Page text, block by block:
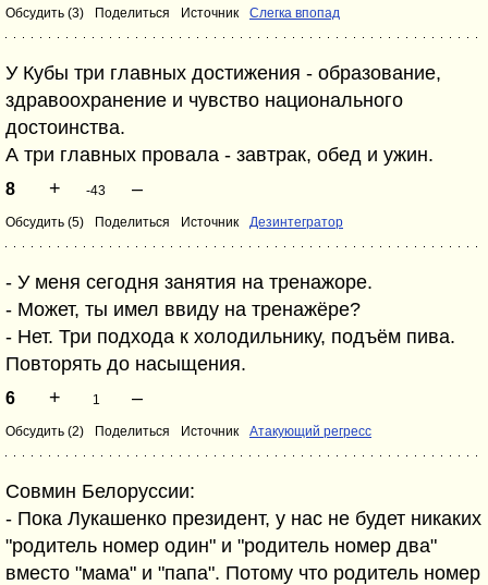
Обсудить (3) Поделиться Источник Слегка впопад
У Кубы три главных достижения - образование,
здравоохранение и чувство национального
достоинства.
А три главных провала - завтрак, обед и ужин.
8 + -43 –
Обсудить (5) Поделиться Источник Дезинтегратор
- У меня сегодня занятия на тренажоре.
- Может, ты имел ввиду на тренажёре?
- Нет. Три подхода к холодильнику, подъём пива.
Повторять до насыщения.
6 + 1 –
Обсудить (2) Поделиться Источник Атакующий регресс
Совмин Белоруссии:
- Пока Лукашенко президент, у нас не будет никаких
"родитель номер один" и "родитель номер два"
вместо "мама" и "папа". Потому что родитель номер